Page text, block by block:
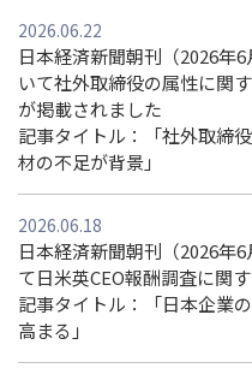
2026.06.22
日本経済新聞朝刊（2026年
いて社外取締役の属性に関
が掲載されました
記事タイトル：「社外取締
材の不⾜が背景」
2026.06.18
日本経済新聞朝刊（2026年
て日米英CEO報酬調査に関
記事タイトル：「日本企業
高まる」